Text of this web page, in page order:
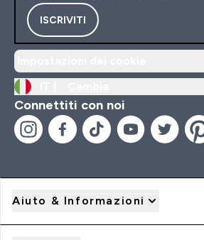
ISCRIVITI
Connettiti con noi
Aiuto & Informazioni